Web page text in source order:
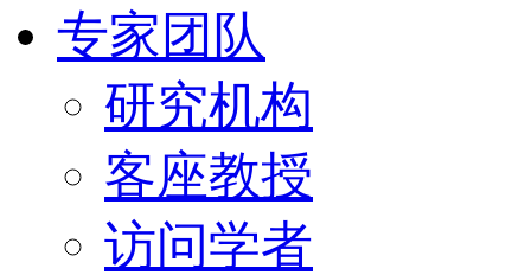
专家团队
研究机构
客座教授
访问学者